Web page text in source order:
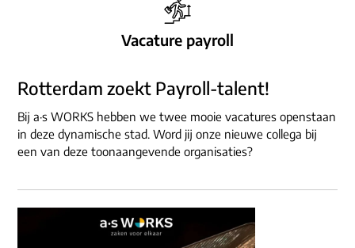
HR/payroll traineeship
functioneel beheer
overige diensten
vacatures
communicatie
detachering
consultancy
over ons
werken bij
contact
e-mail/telefoon
social media
Vacature payroll
Rotterdam zoekt Payroll-talent!
Bij a·s WORKS hebben we twee mooie vacatures openstaan
in deze dynamische stad. Word jij onze nieuwe collega bij
een van deze toonaangevende organisaties?